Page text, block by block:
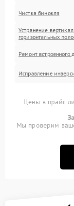
Чистка бинокля
Устранение
горизонтальных
Ремонт встроенного
Исправление
Цены в прайс-
Мы проверим